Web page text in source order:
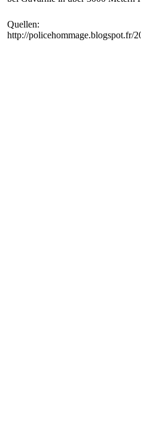
Quellen:
http://policehommage.blogspot.fr/